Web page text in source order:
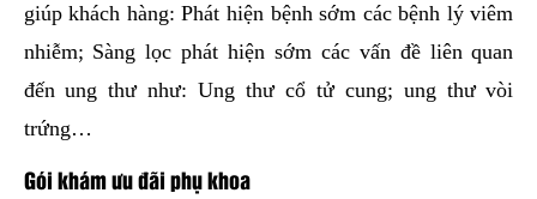
giúp khách hàng: Phát hiện bệnh sớm các bệnh lý viêm
nhiễm; Sàng lọc phát hiện sớm các vấn đề liên quan
đến ung thư như: Ung thư cổ tử cung; ung thư vòi
trứng…
Gói khám ưu đãi phụ khoa